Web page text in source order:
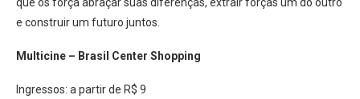
e construir um futuro juntos.
Multicine – Brasil Center Shopping
Ingressos: a partir de R$ 9